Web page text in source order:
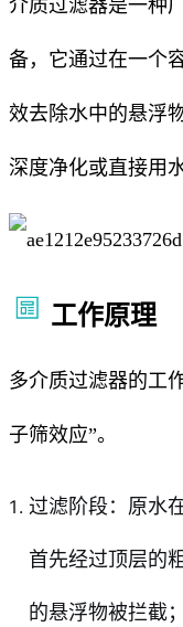
介质过滤器是一种
备，它通过在一个
效去除水中的悬浮
深度净化或直接用
工作原理
多介质过滤器的工
子筛效应”。
过滤阶段：原水
首先经过顶层的
的悬浮物被拦截